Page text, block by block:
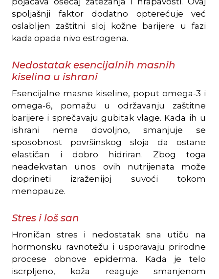
spoljašnji faktor dodatno opterećuje već
oslabljen zaštitni sloj kožne barijere u fazi
kada opada nivo estrogena.
Nedostatak esencijalnih masnih
kiselina u ishrani
Esencijalne masne kiseline, poput omega-3 i
omega-6, pomažu u održavanju zaštitne
barijere i sprečavaju gubitak vlage. Kada ih u
ishrani nema dovoljno, smanjuje se
sposobnost površinskog sloja da ostane
elastičan i dobro hidriran. Zbog toga
neadekvatan unos ovih nutrijenata može
doprineti izraženijoj suvoći tokom
menopauze.
Stres i loš san
Hroničan stres i nedostatak sna utiču na
hormonsku ravnotežu i usporavaju prirodne
procese obnove epiderma. Kada je telo
iscrpljeno, koža reaguje smanjenom